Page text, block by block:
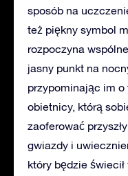
sposób na
też piękny symbol
rozpoczyna
jasny punkt na
przypominając im
obietnicy, którą
zaoferować
gwiazdy i
który będzie